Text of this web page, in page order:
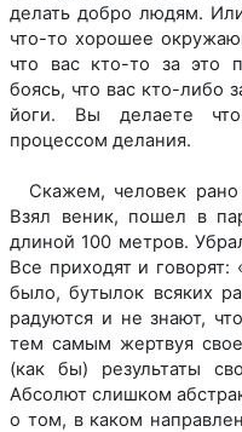
делать добро людям.
что-то хорошее
что вас кто-то за это
боясь, что вас кто-либо
йоги. Вы делаете
процессом делания.
Скажем, человек рано
Взял веник, пошел в
длиной 100 метров.
Все приходят и говорят:
было, бутылок всяких
радуются и не знают,
тем самым жертвуя
(как бы) результаты
Абсолют слишком
о том, в каком